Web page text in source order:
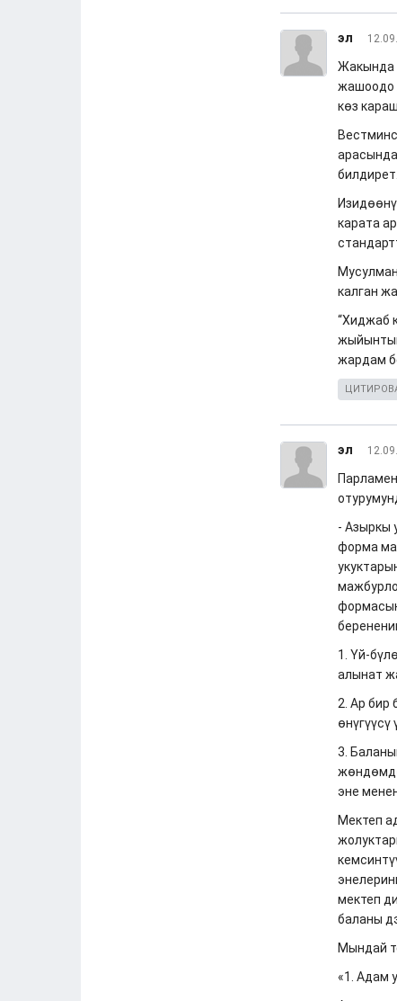
эл
Жакында
жашоодо
көз
билдирет.
карата
калган
“Хиджаб
жардам
эл
- Азыркы
форма
1. Үй-
алынат
2. Ар бир
өнүгүүсү
3.
эне
Мектеп
мектеп
баланы
Мындай
«1. Адам